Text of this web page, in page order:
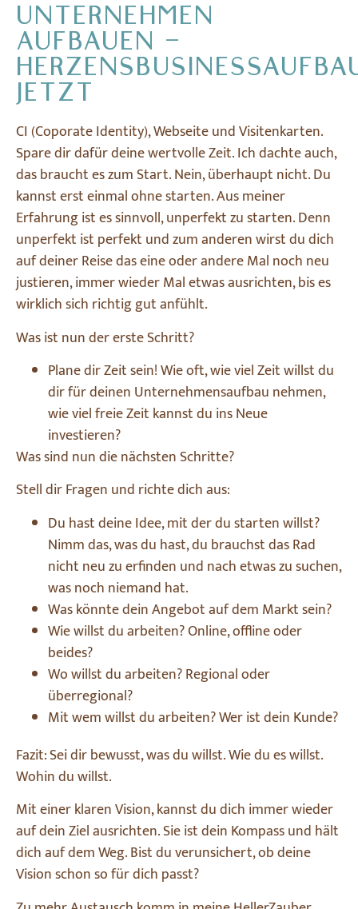
UNTERNEHMEN
AUFBAUEN –
JETZT
CI (Coporate Identity), Webseite und Visitenkarten.
Spare dir dafür deine wertvolle Zeit. Ich dachte auch,
das braucht es zum Start. Nein, überhaupt nicht. Du
kannst erst einmal ohne starten. Aus meiner
Erfahrung ist es sinnvoll, unperfekt zu starten. Denn
unperfekt ist perfekt und zum anderen wirst du dich
auf deiner Reise das eine oder andere Mal noch neu
justieren, immer wieder Mal etwas ausrichten, bis es
wirklich sich richtig gut anfühlt.
Was ist nun der erste Schritt?
Plane dir Zeit sein! Wie oft, wie viel Zeit willst du
dir für deinen Unternehmensaufbau nehmen,
wie viel freie Zeit kannst du ins Neue
investieren?
Was sind nun die nächsten Schritte?
Stell dir Fragen und richte dich aus:
Du hast deine Idee, mit der du starten willst?
Nimm das, was du hast, du brauchst das Rad
nicht neu zu erfinden und nach etwas zu suchen,
was noch niemand hat.
Was könnte dein Angebot auf dem Markt sein?
Wie willst du arbeiten? Online, offline oder
beides?
Wo willst du arbeiten? Regional oder
überregional?
Mit wem willst du arbeiten? Wer ist dein Kunde?
Fazit: Sei dir bewusst, was du willst. Wie du es willst.
Wohin du willst.
Mit einer klaren Vision, kannst du dich immer wieder
auf dein Ziel ausrichten. Sie ist dein Kompass und hält
dich auf dem Weg. Bist du verunsichert, ob deine
Vision schon so für dich passt?